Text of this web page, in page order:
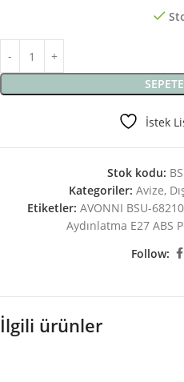
İstek
Stok kodu:
Kategoriler: Avize,
Etiketler: AVONNI BSU-
Aydınlatma E27 ABS
Follow:
İlgili ürünler